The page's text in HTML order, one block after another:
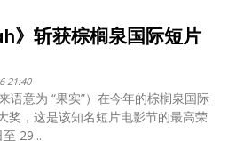
》斩获棕榈泉国际短片
21:40
语意为 “果实”）在今年的棕榈泉国际
奖，这是该知名短片电影节的最高荣
29...